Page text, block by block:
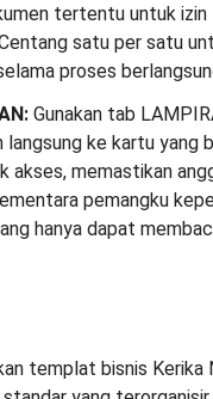
tertentu untuk izin
satu per satu
proses
Gunakan tab
langsung ke kartu
akses, memastikan
pemangku
hanya dapat
templat bisnis Kerika